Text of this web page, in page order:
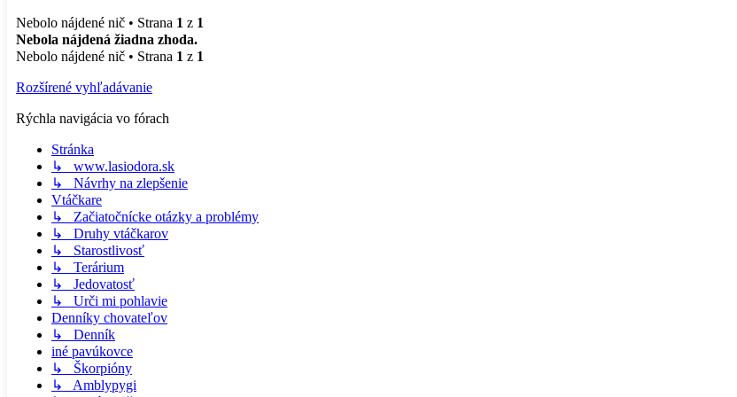
Nebolo nájdené nič • Strana 1 z 1
Nebola nájdená žiadna zhoda.
Nebolo nájdené nič • Strana 1 z 1
Rozšírené vyhľadávanie
Rýchla navigácia vo fórach
Stránka
↳ www.lasiodora.sk
↳ Návrhy na zlepšenie
Vtáčkare
↳ Začiatočnícke otázky a problémy
↳ Druhy vtáčkarov
↳ Starostlivosť
↳ Terárium
↳ Jedovatosť
↳ Urči mi pohlavie
Denníky chovateľov
↳ Denník
iné pavúkovce
↳ Škorpióny
↳ Amblypygi